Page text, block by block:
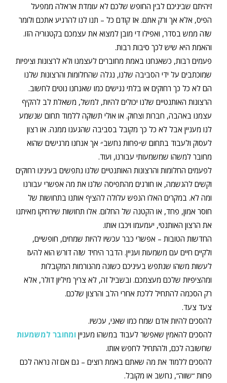
זיהיתם שביניכם לבין החופש שלכם לא עומדת אראלה ממפעל
הפיס, אלא אך ורק אתם. אז קודם כל – תנו לנו להרגיע אתכם ולומר
שזה ממש בסדר, ואפילו די מובן למצוא את עצמכם בקטגוריה הזו.
והאמת היא שיש לכך סיבות רבות.
פעמים רבות, כשאנחנו באמת מחוברים לעצמנו ולא לרצונות וציפיות
שמוכתבים על ידי הסביבה שלנו, נגלה שהחלומות והרצונות שלנו
הם לא כל כך רחוקים או בלתי נגישים כמו שאנחנו נוטים לחשוב.
הרצונות האותנטיים שלנו יכולים להיות, למשל, משאלת לב להקיף
עצמנו באהבה, חברות וצחוק. או אולי תשוקה ללמוד תחום שנשמע
לנו מעניין אבל לא כל כך מקובל בסביבה שהגענו ממנה. או רצון
לעסוק ולעבוד בתחום ש״פחות נחשב״ אך אנחנו מרגישים שהוא
מחובר למשהו שמשמעותי עבורנו, ועוד.
לפעמים החלומות והרצונות האותנטיים שלנו נתפשים בעינינו רחוקים
וקשים להגשמה, או חורגים מהתפיסה שלנו את מה אפשרי עבורנו
ומה לא. במקרים האלו הנפש עלולה להציף אותנו בתחושות של
חוסר אמון, פחד, או הקטנה של החלום. אלו תחושות שירחיקו מאיתנו
את הרצון האותנטי, יעמעמו ויכבו אותו.
החדשות הטובות – אפשרי כבר עכשיו להיות שמחים, חופשיים,
ולקיים חיים עם משמעות ועניין. הדבר היחיד שזה דורש הוא להעז
לעשות משהו שנתפש בעיניכם כשונה מהנורמות המקובלות
ומהציפיות שלכם מעצמכם. ובשביל זה, לא צריך מיליון דולר, אלא
רק הסכמה להתחיל ללכת אחרי הלב והרצון שלכם.
צעד צעד.
להסכים להיות אדם שמח כמו שאני, עכשיו.
להסכים להאמין שאפשר לעבוד במשהו מעניין ומחובר למשמעות
שחשובה לכם, ולהתחיל לחפש אותו.
להסכים ללמוד את מה שאתם באמת רוצים – גם אם זה נראה לכם
פחות “שווה”, נחשב או מקובל.